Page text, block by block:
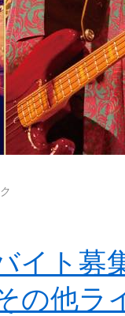
イト募
の他ラ